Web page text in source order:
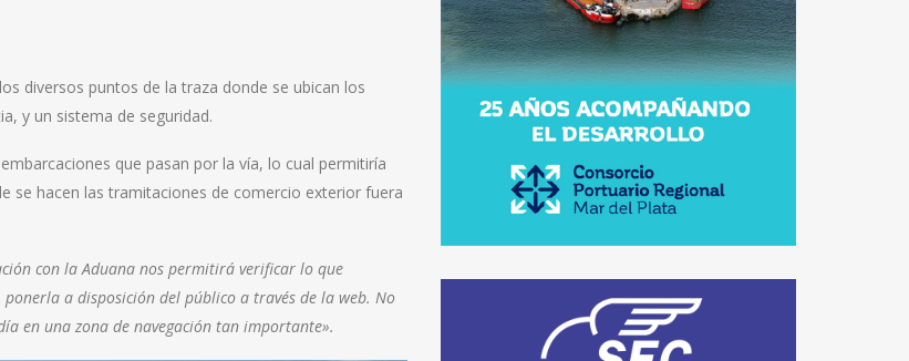
diversos puntos de la traza donde se ubican los
y un sistema de seguridad.
que pasan por la vía, lo cual permitiría
se hacen las tramitaciones de comercio exterior fuera
con la Aduana nos permitirá verificar lo que
a disposición del público a través de la web. No
en una zona de navegación tan importante».